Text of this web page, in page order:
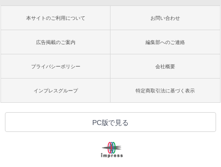
本サイトのご利用について お問い合わせ
広告掲載のご案内 編集部へのご連絡
プライバシーポリシー 会社概要
インプレスグループ 特定商取引法に基づく表示
PC版で見る